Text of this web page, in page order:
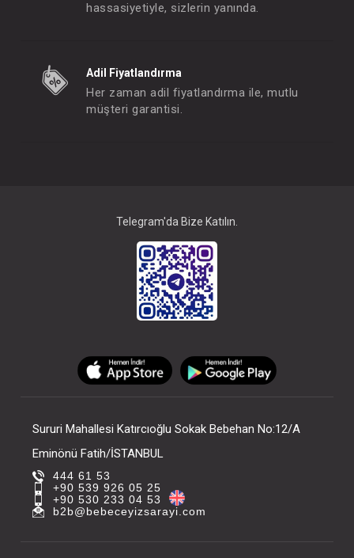
hassasiyetiyle, sizlerin yanında.
Adil Fiyatlandırma
Her zaman adil fiyatlandırma ile, mutlu
müşteri garantisi.
Telegram'da Bize Katılın.
Sururi Mahallesi Katırcıoğlu Sokak Bebehan No:12/A
Eminönü Fatih/İSTANBUL
444 61 53
+90 539 926 05 25
+90 530 233 04 53
b2b@bebeceyizsarayi.com